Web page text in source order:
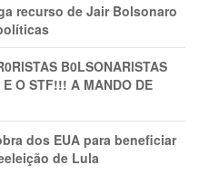
recurso de Jair Bolsonaro
B0LSONARlSTAS
O STF!!! A MANDO DE
dos EUA para beneficiar
de Lula